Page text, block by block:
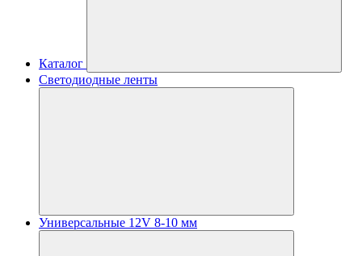
Каталог
Светодиодные ленты
Универсальные 12V 8-10 мм